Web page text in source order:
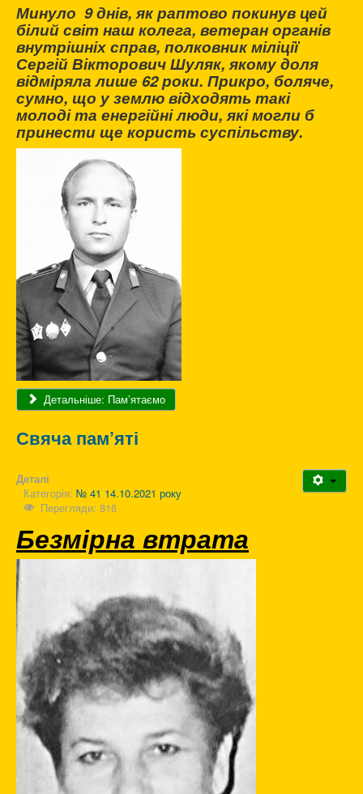
Минуло 9 днів, як раптово покинув цей
білий світ наш колега, ветеран органів
внутрішніх справ, полковник міліції
Сергій Вікторович Шуляк, якому доля
відміряла лише 62 роки. Прикро, боляче,
сумно, що у землю відходять такі
молоді та енергійні люди, які могли б
принести ще користь суспільству.
Детальніше: Пам’ятаємо
Свяча пам’яті
Деталі
Категорія: № 41 14.10.2021 року
Перегляди: 816
Безмірна втрата